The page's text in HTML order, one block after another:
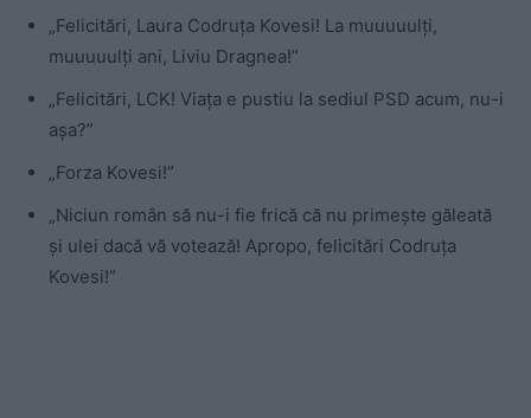
„Felicitări, Laura Codruța Kovesi! La muuuuulți,
muuuuulți ani, Liviu Dragnea!”
„Felicitări, LCK! Viața e pustiu la sediul PSD acum, nu-i
așa?”
„Forza Kovesi!”
„Niciun român să nu-i fie frică că nu primește găleată
și ulei dacă vă votează! Apropo, felicitări Codruța
Kovesi!”